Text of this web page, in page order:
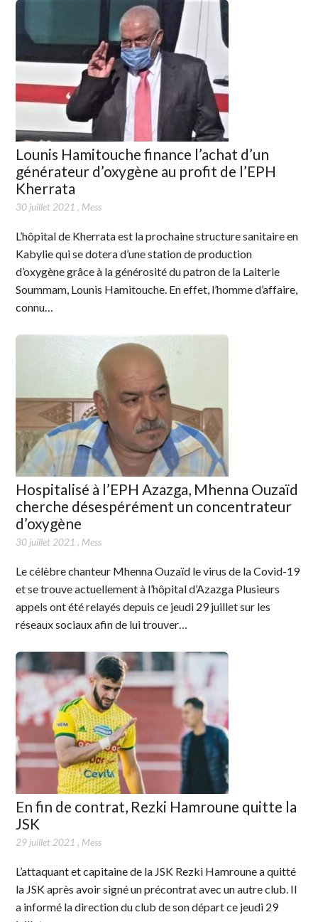
Lounis Hamitouche finance l’achat d’un
générateur d’oxygène au profit de l’EPH
Kherrata
30 juillet 2021 , Mess
L’hôpital de Kherrata est la prochaine structure sanitaire en
Kabylie qui se dotera d’une station de production
d’oxygène grâce à la générosité du patron de la Laiterie
Soummam, Lounis Hamitouche. En effet, l’homme d’affaire,
connu…
Hospitalisé à l’EPH Azazga, Mhenna Ouzaïd
cherche désespérément un concentrateur
d’oxygène
30 juillet 2021 , Mess
Le célèbre chanteur Mhenna Ouzaïd le virus de la Covid-19
et se trouve actuellement à l’hôpital d’Azazga Plusieurs
appels ont été relayés depuis ce jeudi 29 juillet sur les
réseaux sociaux afin de lui trouver…
En fin de contrat, Rezki Hamroune quitte la
JSK
29 juillet 2021 , Mess
L’attaquant et capitaine de la JSK Rezki Hamroune a quitté
la JSK après avoir signé un précontrat avec un autre club. Il
a informé la direction du club de son départ ce jeudi 29